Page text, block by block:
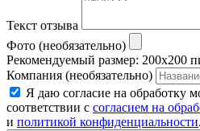
Текст отзыва
Фото (необязательно)
Рекомендуемый размер: 200x200
Компания (необязательно)
Я даю согласие на обработку
соответствии с согласием на
и политикой конфиденциальности.